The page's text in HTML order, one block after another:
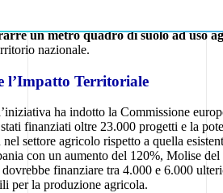
un metro quadro di suolo ad uso
nazionale.
l’Impatto Territoriale
ha indotto la Commissione
finanziati oltre 23.000 progetti e la
settore agricolo rispetto a quella
con un aumento del 120%, Molise
finanziare tra 4.000 e 6.000
per la produzione agricola.